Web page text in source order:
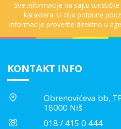
Sve informacije na sajtu
karaktera. U cilju potpune
informacije proverite direktno u
KONTAKT INFO
Obrenovićeva bb,
18000 Niš
018 / 415 0 444